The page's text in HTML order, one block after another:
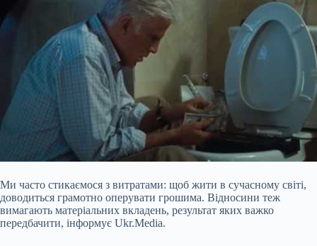
Ми часто стикаємося з витратами: щоб жити в сучасному світі,
доводиться грамотно оперувати грошима. Відносини теж
вимагають матеріальних вкладень, результат яких важко
передбачити, інформує Ukr.Media.